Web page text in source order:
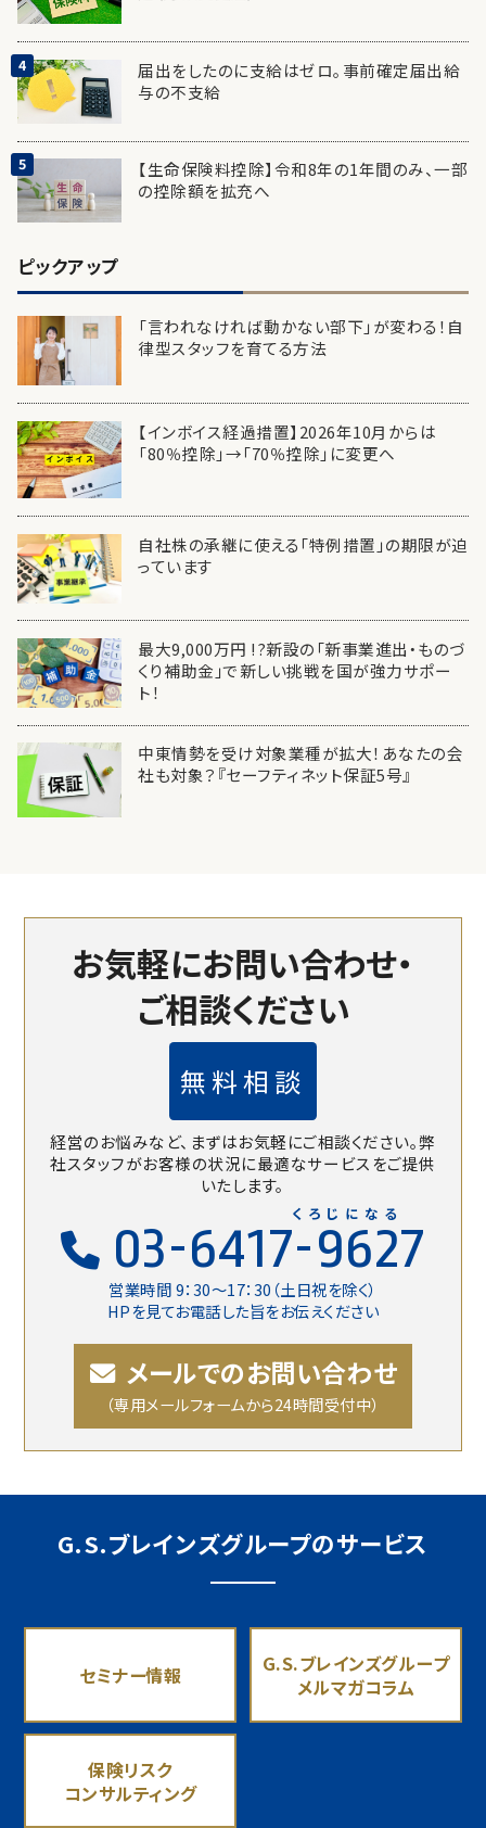
届出をしたのに支給はゼロ。事前確定届出給
与の不支給
【生命保険料控除】令和8年の1年間のみ、一部
の控除額を拡充へ
ピックアップ
「言われなければ動かない部下」が変わる！自
律型スタッフを育てる方法
【インボイス経過措置】2026年10月からは
「80％控除」→「70％控除」に変更へ
自社株の承継に使える「特例措置」の期限が迫
っています
最大9,000万円 !?新設の「新事業進出・ものづ
くり補助金」で新しい挑戦を国が強力サポー
ト！
中東情勢を受け対象業種が拡大！あなたの会
社も対象？『セーフティネット保証5号』
お気軽にお問い合わせ・
ご相談ください
無料相談
経営のお悩みなど、まずはお気軽にご相談ください。弊
社スタッフがお客様の状況に最適なサービスをご提供
いたします。
03-6417-9627
営業時間 9：30〜17：30（土日祝を除く）
HPを見てお電話した旨をお伝えください
くろじになる
メールでのお問い合わせ
（専用メールフォームから24時間受付中）
G.S.ブレインズグループのサービス
セミナー情報
G.S.ブレインズグループ
メルマガコラム
保険リスク
コンサルティング